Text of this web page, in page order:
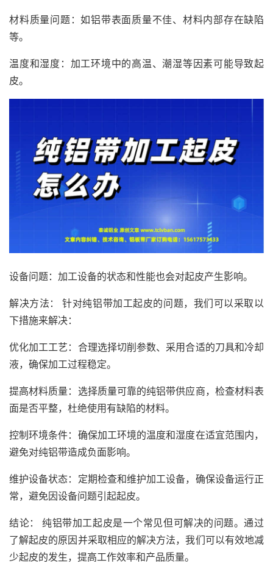
材料质量问题：如铝带表面质量不佳、材料内部存在缺陷
等。
温度和湿度：加工环境中的高温、潮湿等因素可能导致起
皮。
设备问题：加工设备的状态和性能也会对起皮产生影响。
解决方法： 针对纯铝带加工起皮的问题，我们可以采取以
下措施来解决：
优化加工工艺：合理选择切削参数、采用合适的刀具和冷却
液，确保加工过程稳定。
提高材料质量：选择质量可靠的纯铝带供应商，检查材料表
面是否平整，杜绝使用有缺陷的材料。
控制环境条件：确保加工环境的温度和湿度在适宜范围内，
避免对纯铝带造成负面影响。
维护设备状态：定期检查和维护加工设备，确保设备运行正
常，避免因设备问题引起起皮。
结论： 纯铝带加工起皮是一个常见但可解决的问题。通过
了解起皮的原因并采取相应的解决方法，我们可以有效地减
少起皮的发生，提高工作效率和产品质量。